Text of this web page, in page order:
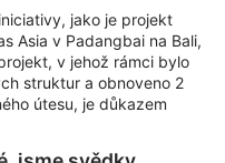
jako je projekt
Asia v Padangbai na Bali,
v jehož rámci bylo
struktur a obnoveno 2
útesu, je důkazem